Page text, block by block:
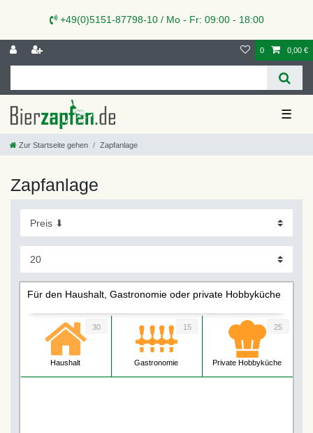
+49(0)5151-87798-10 / Mo - Fr: 09:00 - 18:00
0 0,00 €
☰
Zur Startseite gehen Zapfanlage
Zapfanlage
Für den Haushalt, Gastronomie oder private Hobbyküche
Haushalt
30
Gastronomie
15
Private Hobbyküche
25